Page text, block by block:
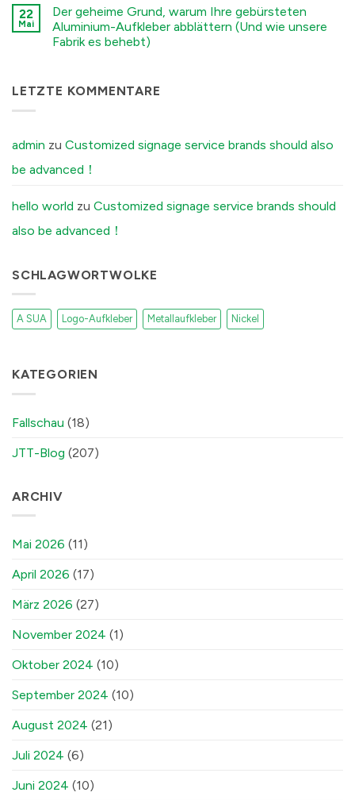
Your
Factory
Before
Ordering
Electroformed
Sticker:
Structural
Differences
नहीं
Premium
Embossed
Wine
Distilleries
22
Mai
Der geheime Grund, warum Ihre gebürsteten
Aluminium-Aufkleber abblättern (Und wie unsere
Fabrik es behebt)
The
Secret
Aluminum
Stickers
Off
Our
Factory
It)
LETZTE KOMMENTARE
admin zu Customized signage service brands should also
be advanced！
hello world zu Customized signage service brands should
also be advanced！
SCHLAGWORTWOLKE
A SUA Logo-Aufkleber Metallaufkleber Nickel
KATEGORIEN
Fallschau (18)
JTT-Blog (207)
ARCHIV
Mai 2026 (11)
April 2026 (17)
März 2026 (27)
November 2024 (1)
Oktober 2024 (10)
September 2024 (10)
August 2024 (21)
Juli 2024 (6)
Juni 2024 (10)